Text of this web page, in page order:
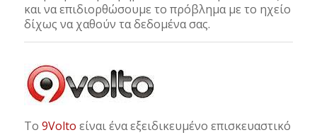
και να επιδιορθώσουμε το πρόβλημα με το ηχείο
δίχως να χαθούν τα δεδομένα σας.
Το 9Volto είναι ένα εξειδικευμένο επισκευαστικό